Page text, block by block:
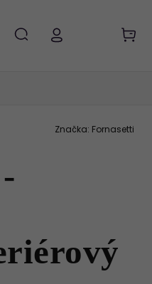
Značka: Fornasetti